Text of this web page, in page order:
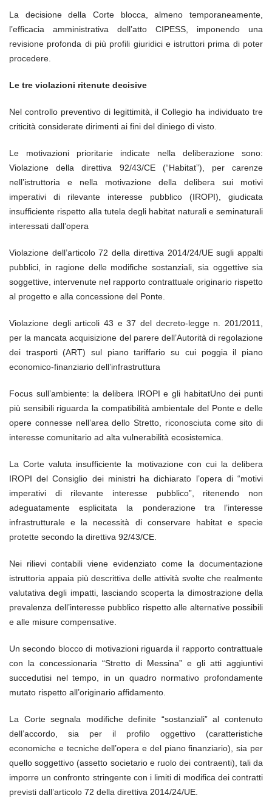
La decisione della Corte blocca, almeno temporaneamente,
l’efficacia amministrativa dell’atto CIPESS, imponendo una
revisione profonda di più profili giuridici e istruttori prima di poter
procedere.
Le tre violazioni ritenute decisive
Nel controllo preventivo di legittimità, il Collegio ha individuato tre
criticità considerate dirimenti ai fini del diniego di visto.
Le motivazioni prioritarie indicate nella deliberazione sono:
Violazione della direttiva 92/43/CE (“Habitat”), per carenze
nell’istruttoria e nella motivazione della delibera sui motivi
imperativi di rilevante interesse pubblico (IROPI), giudicata
insufficiente rispetto alla tutela degli habitat naturali e seminaturali
interessati dall’opera
Violazione dell’articolo 72 della direttiva 2014/24/UE sugli appalti
pubblici, in ragione delle modifiche sostanziali, sia oggettive sia
soggettive, intervenute nel rapporto contrattuale originario rispetto
al progetto e alla concessione del Ponte.
Violazione degli articoli 43 e 37 del decreto-legge n. 201/2011,
per la mancata acquisizione del parere dell’Autorità di regolazione
dei trasporti (ART) sul piano tariffario su cui poggia il piano
economico-finanziario dell’infrastruttura
Focus sull’ambiente: la delibera IROPI e gli habitatUno dei punti
più sensibili riguarda la compatibilità ambientale del Ponte e delle
opere connesse nell’area dello Stretto, riconosciuta come sito di
interesse comunitario ad alta vulnerabilità ecosistemica.
La Corte valuta insufficiente la motivazione con cui la delibera
IROPI del Consiglio dei ministri ha dichiarato l’opera di “motivi
imperativi di rilevante interesse pubblico”, ritenendo non
adeguatamente esplicitata la ponderazione tra l’interesse
infrastrutturale e la necessità di conservare habitat e specie
protette secondo la direttiva 92/43/CE.
Nei rilievi contabili viene evidenziato come la documentazione
istruttoria appaia più descrittiva delle attività svolte che realmente
valutativa degli impatti, lasciando scoperta la dimostrazione della
prevalenza dell’interesse pubblico rispetto alle alternative possibili
e alle misure compensative.
Un secondo blocco di motivazioni riguarda il rapporto contrattuale
con la concessionaria “Stretto di Messina” e gli atti aggiuntivi
succedutisi nel tempo, in un quadro normativo profondamente
mutato rispetto all’originario affidamento.
La Corte segnala modifiche definite “sostanziali” al contenuto
dell’accordo, sia per il profilo oggettivo (caratteristiche
economiche e tecniche dell’opera e del piano finanziario), sia per
quello soggettivo (assetto societario e ruolo dei contraenti), tali da
imporre un confronto stringente con i limiti di modifica dei contratti
previsti dall’articolo 72 della direttiva 2014/24/UE.